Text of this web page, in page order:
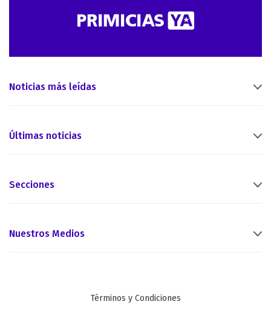
Noticias más leídas
Últimas noticias
Secciones
Nuestros Medios
Términos y Condiciones